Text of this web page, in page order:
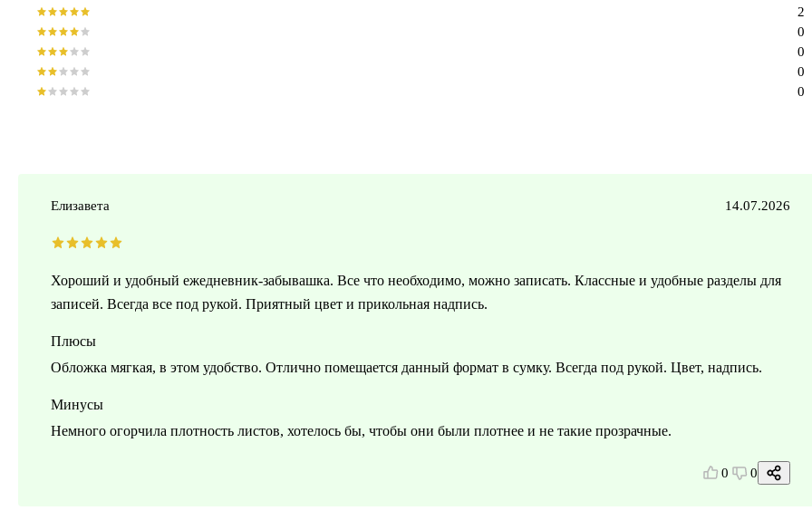
0
0
0
0
2
Елизавета 14.07.2026
Хороший и удобный ежедневник-забывашка. Все что необходимо, можно записать. Классные и удобные разделы для
записей. Всегда все под рукой. Приятный цвет и прикольная надпись.
Плюсы
Обложка мягкая, в этом удобство. Отлично помещается данный формат в сумку. Всегда под рукой. Цвет, надпись.
Минусы
Немного огорчила плотность листов, хотелось бы, чтобы они были плотнее и не такие прозрачные.
0 0